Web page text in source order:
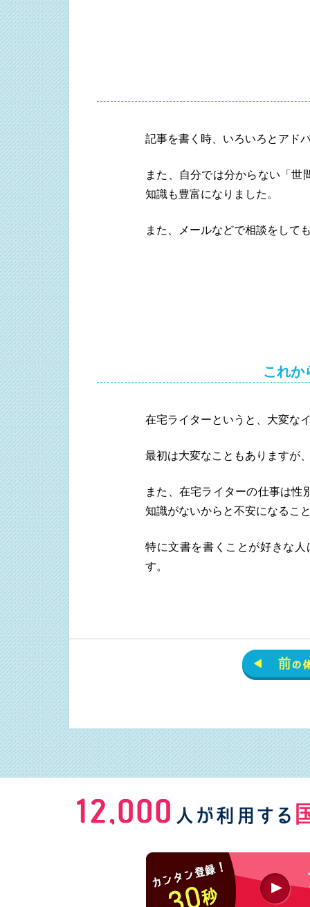
記事を書く時、いろいろとアド
また、自分では分からない「世
知識も豊富になりました。
また、メールなどで相談をして
これか
在宅ライターというと、大変な
最初は大変なこともありますが
また、在宅ライターの仕事は性
知識がないからと不安になるこ
特に文書を書くことが好きな
す。